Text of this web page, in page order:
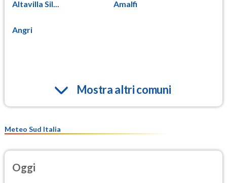
Altavilla Sil... Amalfi
Angri
Mostra altri comuni
Meteo Sud Italia
Oggi